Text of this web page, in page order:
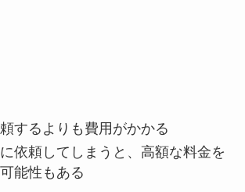
するよりも費用がかかる
依頼してしまうと、高額な料金を
能性もある